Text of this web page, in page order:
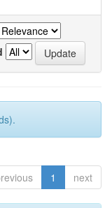
1 next